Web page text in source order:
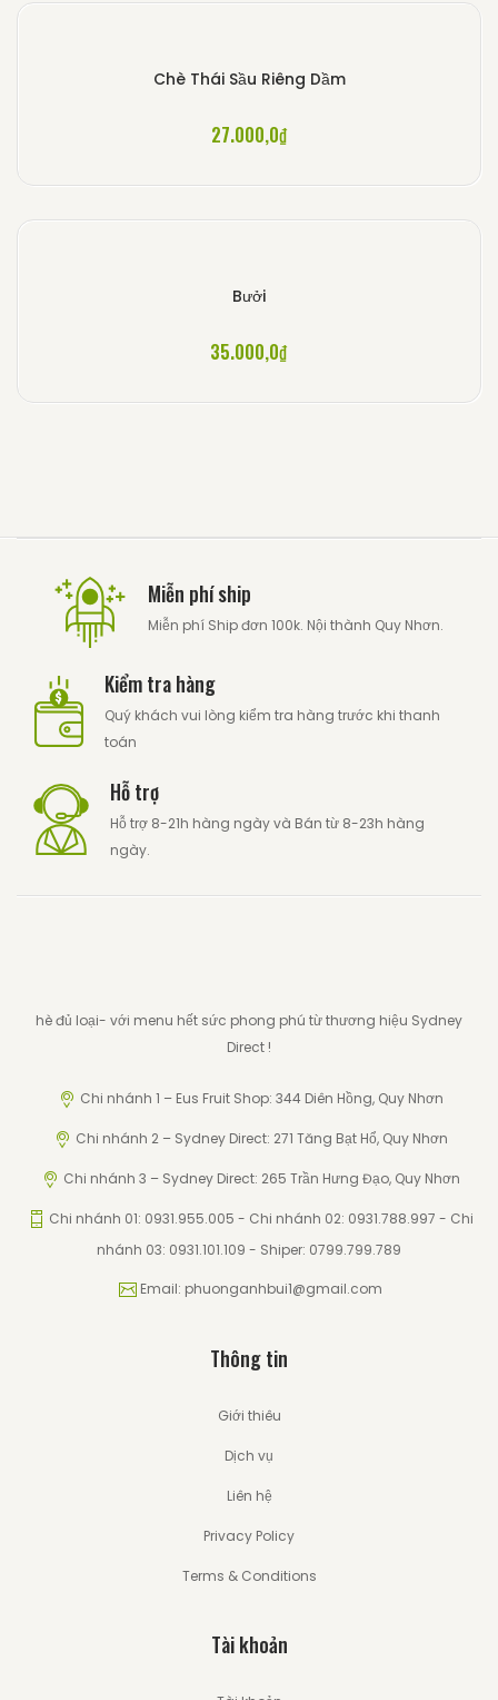
Chè Thái Sầu Riêng Dầm
27.000,0₫
Bưởi
35.000,0₫
Miễn phí ship
Miễn phí Ship đơn 100k. Nội thành Quy Nhơn.
Kiểm tra hàng
Quý khách vui lòng kiểm tra hàng trước khi thanh
toán
Hỗ trợ
Hỗ trợ 8-21h hàng ngày và Bán từ 8-23h hàng
ngày.
hè đủ loại- với menu hết sức phong phú từ thương hiệu Sydney
Direct !
Chi nhánh 1 – Eus Fruit Shop: 344 Diên Hồng, Quy Nhơn
Chi nhánh 2 – Sydney Direct: 271 Tăng Bạt Hổ, Quy Nhơn
Chi nhánh 3 – Sydney Direct: 265 Trần Hưng Đạo, Quy Nhơn
Chi nhánh 01: 0931.955.005 - Chi nhánh 02: 0931.788.997 - Chi
nhánh 03: 0931.101.109 - Shiper: 0799.799.789
Email: phuonganhbui1@gmail.com
Thông tin
Giới thiêu
Dịch vụ
Liên hệ
Privacy Policy
Terms & Conditions
Tài khoản